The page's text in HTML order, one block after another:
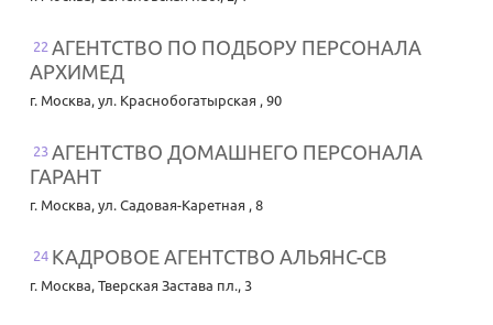
22 АГЕНТСТВО ПО ПОДБОРУ ПЕРСОНАЛА
АРХИМЕД
г. Москва, ул. Краснобогатырская , 90
23 АГЕНТСТВО ДОМАШНЕГО ПЕРСОНАЛА
ГАРАНТ
г. Москва, ул. Садовая-Каретная , 8
24 КАДРОВОЕ АГЕНТСТВО АЛЬЯНС-СВ
г. Москва, Тверская Застава пл., 3